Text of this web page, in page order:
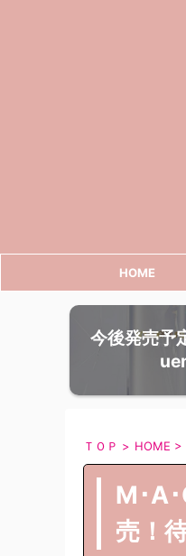
HOME
今後発売予
ＴＯＰ > HOME >
M･A
売！